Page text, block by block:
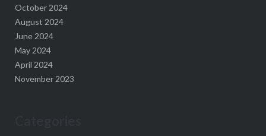
October 2024
August 2024
June 2024
May 2024
April 2024
November 2023